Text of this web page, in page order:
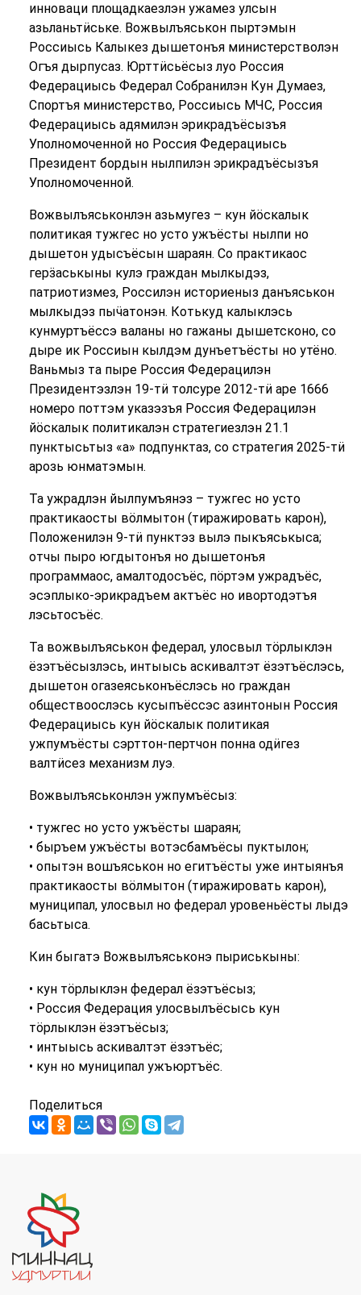
инноваци площадкаезлэн ужамез улсын
азьланьтӥське. Вожвылъяськон пыртэмын
Россиысь Калыкез дышетонъя министерстволэн
Огъя дырпусаз. Юрттӥсьёсыз луо Россия
Федерациысь Федерал Собранилэн Кун Думаез,
Спортъя министерство, Россиысь МЧС, Россия
Федерациысь адямилэн эрикрадъёсызъя
Уполномоченной но Россия Федерациысь
Президент бордын нылпилэн эрикрадъёсызъя
Уполномоченной.
Вожвылъяськонлэн азьмугез – кун йӧскалык
политикая тужгес но усто ужъёсты нылпи но
дышетон удысъёсын шараян. Со практикаос
герӟаськыны кулэ граждан мылкыдэз,
патриотизмез, Россилэн историеныз данъяськон
мылкыдэз пыӵатонэн. Котькуд калыклэсь
кунмуртъёссэ валаны но гажаны дышетсконо, со
дыре ик Россиын кылдэм дунъетъёсты но утёно.
Ваньмыз та пыре Россия Федерацилэн
Президентэзлэн 19-тӥ толсуре 2012-тӥ аре 1666
номеро поттэм указэзъя Россия Федерацилэн
йӧскалык политикалэн стратегиезлэн 21.1
пунктысьтыз «а» подпунктаз, со стратегия 2025-тӥ
арозь юнматэмын.
Та ужрадлэн йылпумъянэз – тужгес но усто
практикаосты вӧлмытон (тиражировать карон),
Положенилэн 9-тӥ пунктэз вылэ пыкъяськыса;
отчы пыро югдытонъя но дышетонъя
программаос, амалтодосъёс, пӧртэм ужрадъёс,
эсэплыко-эрикрадъем актъёс но ивортодэтъя
лэсьтосъёс.
Та вожвылъяськон федерал, улосвыл тӧрлыклэн
ёзэтъёсызлэсь, интыысь аскивалтэт ёзэтъёслэсь,
дышетон огазеяськонъёслэсь но граждан
обществоослэсь кусыпъёссэс азинтонын Россия
Федерациысь кун йӧскалык политикая
ужпумъёсты сэрттон-пертчон понна одӥгез
валтӥсез механизм луэ.
Вожвылъяськонлэн ужпумъёсыз:
• тужгес но усто ужъёсты шараян;
• быръем ужъёсты вотэсбамъёсы пуктылон;
• опытэн вошъяськон но егитъёсты уже интыянъя
практикаосты вӧлмытон (тиражировать карон),
муниципал, улосвыл но федерал уровеньёсты лыдэ
басьтыса.
Кин быгатэ Вожвылъяськонэ пыриськыны:
• кун тӧрлыклэн федерал ёзэтъёсыз;
• Россия Федерация улосвылъёсысь кун
тӧрлыклэн ёзэтъёсыз;
• интыысь аскивалтэт ёзэтъёс;
• кун но муниципал ужъюртъёс.
Поделиться